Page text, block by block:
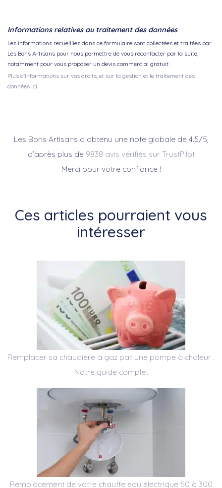
Informations relatives au traitement des données
Les informations recueillies dans ce formulaire sont collectées et traitées par
Les Bons Artisans pour nous permettre de vous recontacter par la suite,
notamment pour vous proposer un devis commercial gratuit.
Plus d'informations sur vos droits, et sur la gestion et le traitement des
données ici.
Les Bons Artisans a obtenu une note globale de 4.5/5,
d’après plus de 9838 avis vérifiés sur TrustPilot
Merci pour votre confiance !
Ces articles pourraient vous
intéresser
Remplacer sa chaudière à gaz par une pompe à chaleur :
Notre guide complet
Remplacement de votre chauffe eau électrique 50 à 300